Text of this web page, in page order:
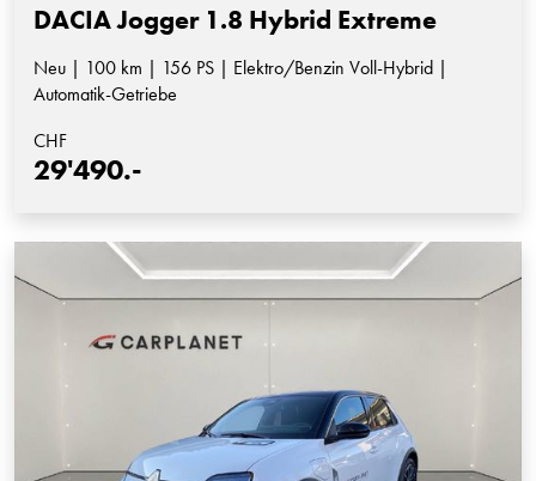
DACIA Jogger 1.8 Hybrid Extreme
Neu | 100 km | 156 PS | Elektro/Benzin Voll-Hybrid |
Automatik-Getriebe
CHF
29'490.-